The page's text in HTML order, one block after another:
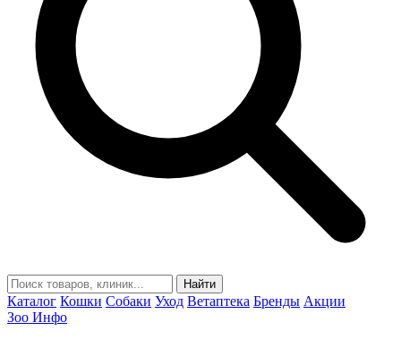
Найти
Каталог Кошки Собаки Уход Ветаптека Бренды Акции
Зоо Инфо